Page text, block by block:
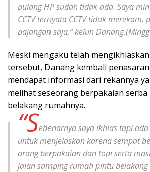
pulang HP sudah tidak ada. Saya
CCTV ternyata CCTV tidak
pajangan saja,” keluh
Meski mengaku telah
tersebut, Danang kembali
mendapat informasi dari rekannya
melihat seseorang berpakaian
belakang rumahnya.
“Sebenarnya saya ikhlas tapi
untuk menjelaskan karena sempat
orang berpakaian dan topi serta
jalan samping rumah pintu belakang